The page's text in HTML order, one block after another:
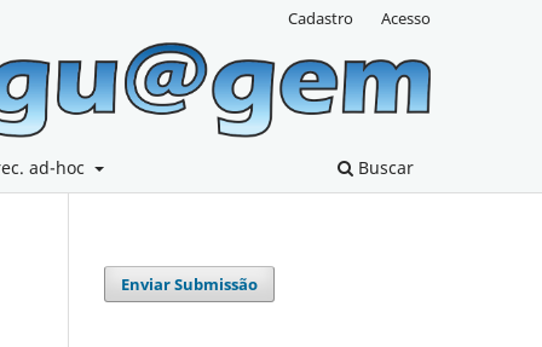
ad-hoc Buscar
Cadastro Acesso
Enviar Submissão